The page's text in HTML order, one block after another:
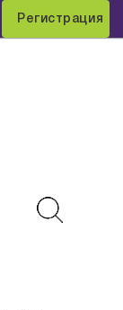
Регистрация